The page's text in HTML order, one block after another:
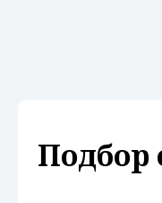
Подбор